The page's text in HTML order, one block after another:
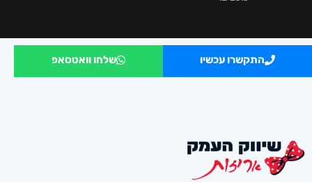
התקשרו עכשיו שלחו וואטסאפ